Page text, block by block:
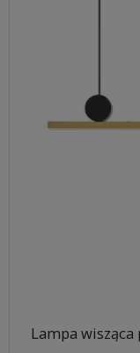
Lampa wisząca